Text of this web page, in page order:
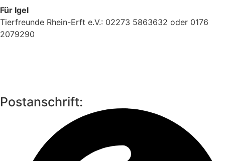
Für Igel
Tierfreunde Rhein-Erft e.V.: 02273 5863632 oder 0176
2079290
Postanschrift: